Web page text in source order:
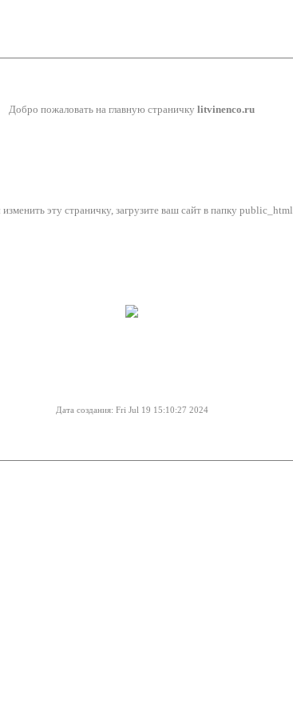
Добро пожаловать на главную страничку litvinenco.ru
эту страничку, загрузите ваш сайт в папку public_html
Дата создания: Fri Jul 19 15:10:27 2024